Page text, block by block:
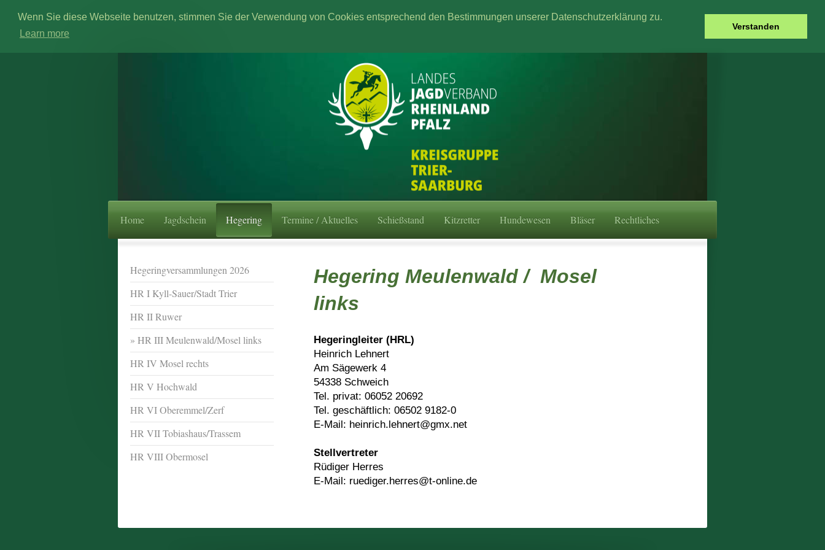
Wenn Sie diese Webseite benutzen, stimmen Sie der Verwendung von Cookies entsprechend den Bestimmungen unserer Datenschutzerklärung zu.
Learn more
Verstanden
Home Jagdschein Hegering Termine / Aktuelles Schießstand Kitzretter Hundewesen Bläser Rechtliches
Hegering Meulenwald / Mosel
links
Hegeringleiter (HRL)
Heinrich Lehnert
Am Sägewerk 4
54338 Schweich
Tel. privat: 06052 20692
Tel. geschäftlich: 06502 9182-0
E-Mail: heinrich.lehnert@gmx.net
Stellvertreter
Rüdiger Herres
E-Mail: ruediger.herres@t-online.de
Hegeringversammlungen 2026
HR I Kyll-Sauer/Stadt Trier
HR II Ruwer
HR III Meulenwald/Mosel links
HR IV Mosel rechts
HR V Hochwald
HR VI Oberemmel/Zerf
HR VII Tobiashaus/Trassem
HR VIII Obermosel